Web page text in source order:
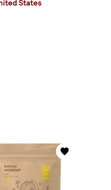
States